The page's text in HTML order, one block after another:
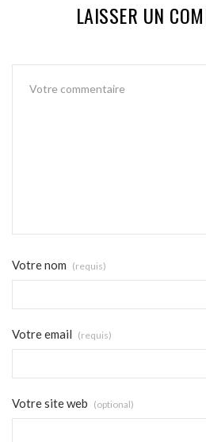
LAISSER UN
Votre nom (requis)
Votre email (requis)
Votre site web (optional)